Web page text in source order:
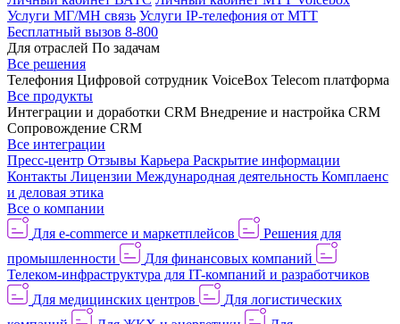
Услуги МГ/МН связь Услуги IP-телефония от МТТ
Бесплатный вызов 8-800
Для отраслей По задачам
Все решения
Телефония Цифровой сотрудник VoiceBox Telecom платформа
Все продукты
Интеграции и доработки CRM Внедрение и настройка CRM
Сопровождение CRM
Все интеграции
Пресс-центр Отзывы Карьера Раскрытие информации
Контакты Лицензии Международная деятельность Комплаенс
и деловая этика
Все о компании
Для e-commerce и маркетплейсов
Решения для
промышленности
Для финансовых компаний
Телеком-инфраструктура для IT-компаний и разработчиков
Для медицинских центров
Для логистических